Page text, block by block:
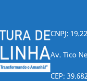
CNPJ:
Av. Tico
CEP: